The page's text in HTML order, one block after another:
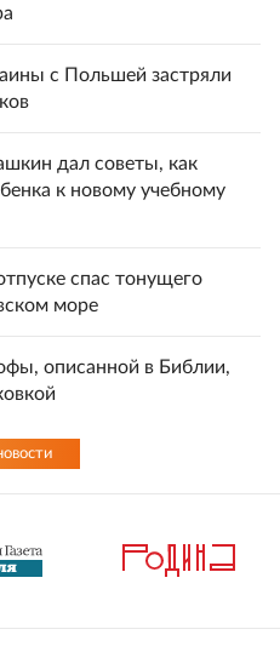
с Польшей застряли
дал советы, как
к новому учебному
спас тонущего
море
описанной в Библии,